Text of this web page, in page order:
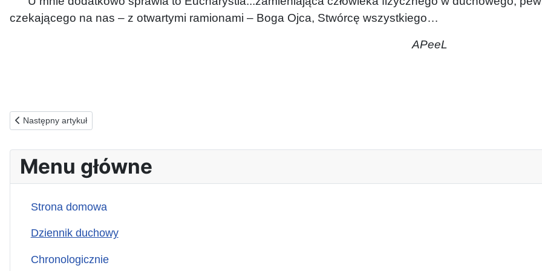
czekającego na nas – z otwartymi ramionami – Boga Ojca, Stwórcę wszystkiego…
APeeL
Poprzednia strona: 31.01.2026(s) ZA OSTRZEGANYCH PRZED GRZESZENIEM…
Następny artykuł
Menu główne
Strona domowa
Dziennik duchowy
Chronologicznie